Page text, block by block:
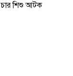
চার শিশু আটক